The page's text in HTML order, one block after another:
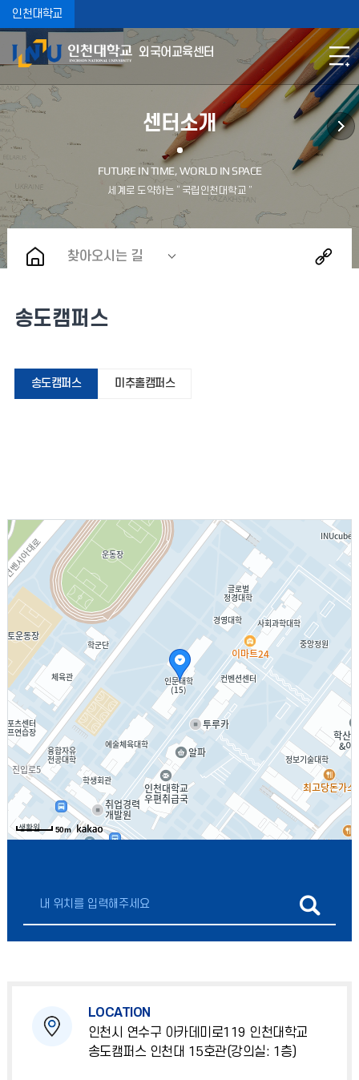
인천대학교
외국어교육센터
센터소개
찾아오시는 길
송도캠퍼스
송도캠퍼스 미추홀캠퍼스
50m
LOCATION
인천시 연수구 아카데미로119 인천대학교
송도캠퍼스 인천대 15호관(강의실: 1층)